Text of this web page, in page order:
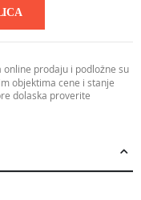
online prodaju i podložne su
objektima cene i stanje
dolaska proverite